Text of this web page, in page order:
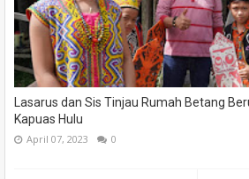
Lasarus dan Sis Tinjau Rumah Betang
Kapuas Hulu
April 07, 2023 0